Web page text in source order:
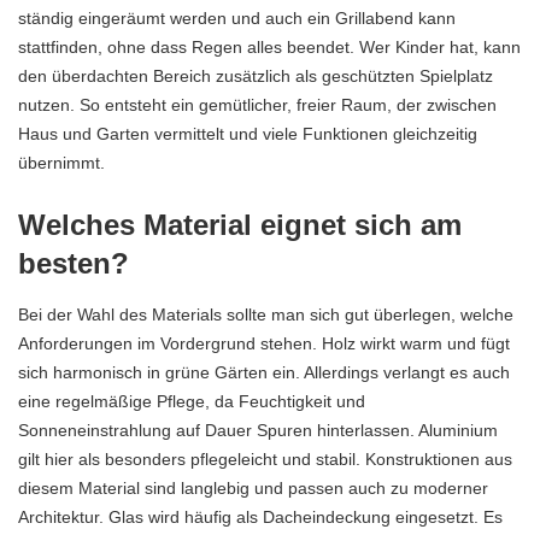
ständig eingeräumt werden und auch ein Grillabend kann
stattfinden, ohne dass Regen alles beendet. Wer Kinder hat, kann
den überdachten Bereich zusätzlich als geschützten Spielplatz
nutzen. So entsteht ein gemütlicher, freier Raum, der zwischen
Haus und Garten vermittelt und viele Funktionen gleichzeitig
übernimmt.
Welches Material eignet sich am
besten?
Bei der Wahl des Materials sollte man sich gut überlegen, welche
Anforderungen im Vordergrund stehen. Holz wirkt warm und fügt
sich harmonisch in grüne Gärten ein. Allerdings verlangt es auch
eine regelmäßige Pflege, da Feuchtigkeit und
Sonneneinstrahlung auf Dauer Spuren hinterlassen. Aluminium
gilt hier als besonders pflegeleicht und stabil. Konstruktionen aus
diesem Material sind langlebig und passen auch zu moderner
Architektur. Glas wird häufig als Dacheindeckung eingesetzt. Es